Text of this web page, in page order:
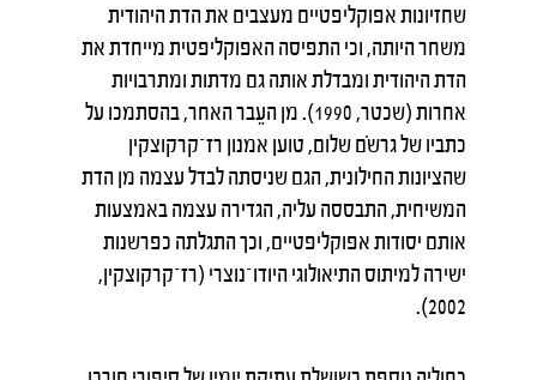
שחזיונות אפוקליפטיים מעצבים את הדת היהודית
משחר היותה, וכי התפיסה האפוקליפטית מייחדת את
הדת היהודית ומבדלת אותה גם מדתות ומתרבויות
אחרות (שכטר, 1990). מן העֵבר האחר, בהסתמכו על
כתביו של גרשֹם שלום, טוען אמנון רז־קרקוצקין
שהציונות החילונית, הגם שניסתה לבדל עצמה מן הדת
המשיחית, התבססה עליה, הגדירה עצמה באמצעות
אותם יסודות אפוקליפטיים, וכך התגלתה כפרשנות
ישירה למיתוס התיאולוגי היודו־נוצרי (רז־קרקוצקין,
2002).